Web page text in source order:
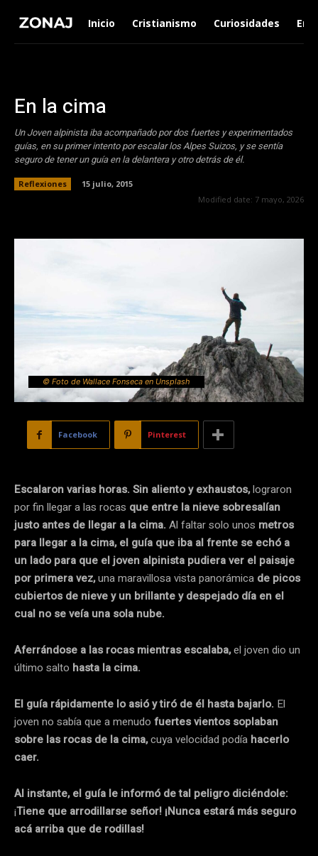
Inicio Cristianismo Curiosidades
En la cima
Un Joven alpinista iba acompañado por dos fuertes y experimentados
guías, en su primer intento por escalar los Alpes Suizos, y se sentía
seguro de tener un guía en la delantera y otro detrás de él.
Reflexiones
15 julio, 2015
Modified date: 7 mayo, 2026
© Foto de Wallace Fonseca en Unsplash
Facebook Pinterest
Escalaron varias horas. Sin aliento y exhaustos,lograron
por fin llegar a las rocas que entre la nieve sobresalían
justo antes de llegar a la cima. Al faltar solo unos metros
para llegar a la cima, el guía que iba al frente se echó a
un lado para que el joven alpinista pudiera ver el paisaje
por primera vez,una maravillosa vista panorámica de picos
cubiertos de nieve y un brillante y despejado día en el
cual no se veía una sola nube.
Aferrándose a las rocas mientras escalaba,el joven dio un
último salto hasta la cima.
El guía rápidamente lo asió y tiró de él hasta bajarlo. El
joven no sabía que a menudo fuertes vientos soplaban
sobre las rocas de la cima,cuya velocidad podía hacerlo
caer.
Al instante, el guía le informó de tal peligro diciéndole:
¡Tiene que arrodillarse señor! ¡Nunca estará más seguro
acá arriba que de rodillas!